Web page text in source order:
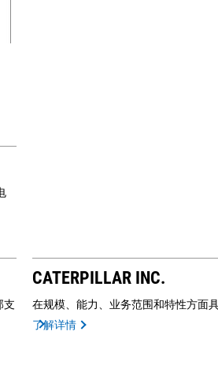
支
CATERPILLAR INC.
在规模、能力、业务范围和特性方面
了解详情